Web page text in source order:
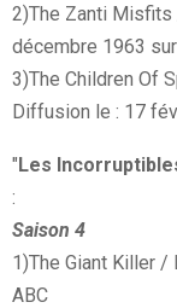
2)The Zanti
décembre 1963
3)The Children Of
Diffusion le : 17
"Les
:
Saison 4
1)The Giant Killer
ABC